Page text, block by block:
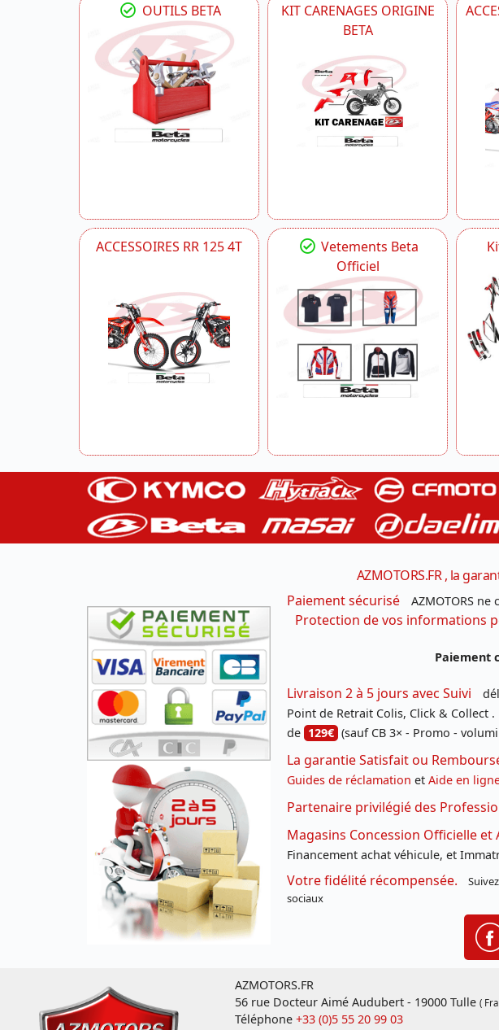
OUTILS BETA
KIT CARENAGES ORIGINE
BETA
ACCESSOIRES RR 125 4T
Vetements Beta
Officiel
AZMOTORS.FR , la
Paiement sécurisé
AZMOTORS
Protection de vos informations
Paiement
Livraison 2 à 5 jours avec Suivi
Point de Retrait Colis, Click & Collect .
de 129€ (sauf CB 3× - Promo -
La garantie Satisfait ou
Guides de réclamation et Aide en
Partenaire privilégié des
Magasins Concession Officielle
Financement achat véhicule, et
Votre fidélité récompensée.
sociaux
AZMOTORS.FR
56 rue Docteur Aimé Audubert - 19000 Tulle (
Téléphone +33 (0)5 55 20 99 03